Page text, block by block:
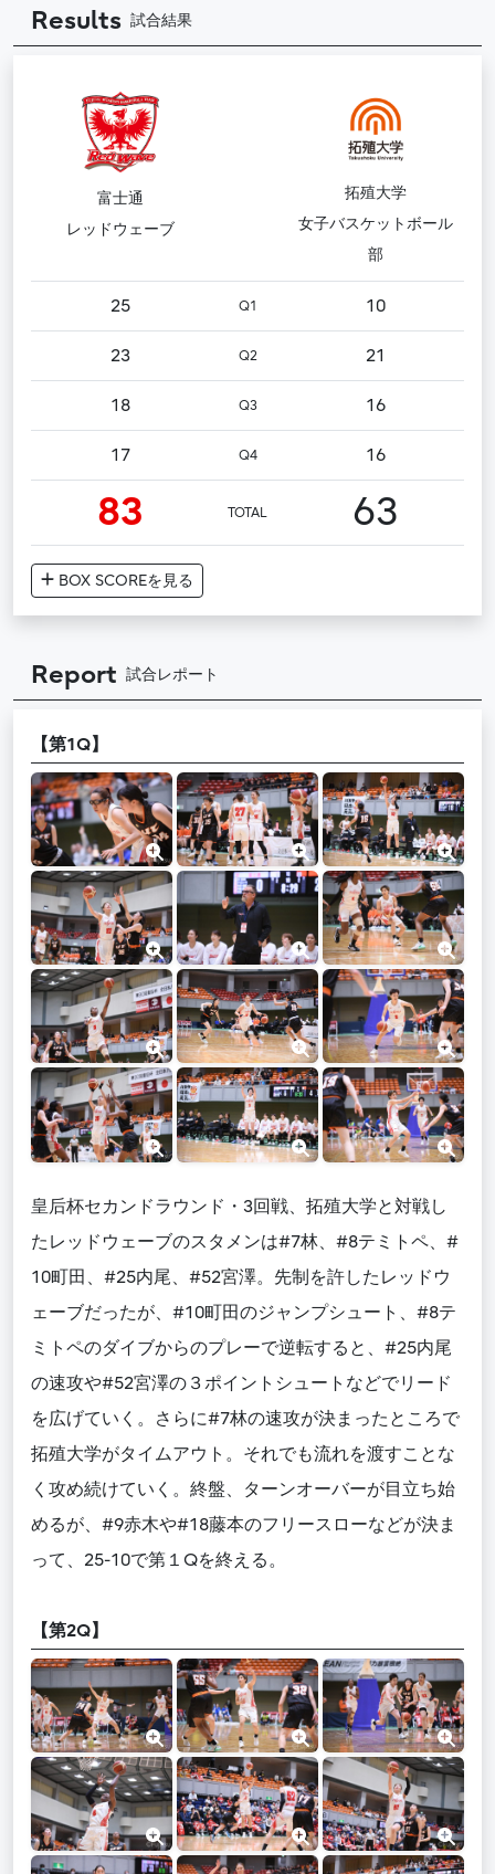
Results 試合結果
富士通
レッドウェーブ
拓殖大学
女子バスケットボール
部
25 Q1 10
23 Q2 21
18 Q3 16
17 Q4 16
83 TOTAL 63
BOX SCOREを見る
Report 試合レポート
【第1Q】
皇后杯セカンドラウンド・3回戦、拓殖大学と対戦し
たレッドウェーブのスタメンは#7林、#8テミトペ、#
10町田、#25内尾、#52宮澤。先制を許したレッドウ
ェーブだったが、#10町田のジャンプシュート、#8テ
ミトペのダイブからのプレーで逆転すると、#25内尾
の速攻や#52宮澤の３ポイントシュートなどでリード
を広げていく。さらに#7林の速攻が決まったところで
拓殖大学がタイムアウト。それでも流れを渡すことな
く攻め続けていく。終盤、ターンオーバーが目立ち始
めるが、#9赤木や#18藤本のフリースローなどが決ま
って、25-10で第１Qを終える。
【第2Q】